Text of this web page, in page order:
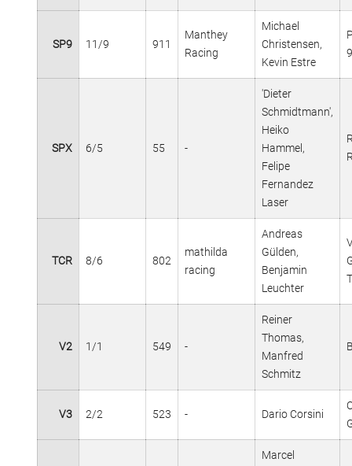
SP9 11/9 911
Manthey
Racing
Michael
Christensen,
Kevin Estre
SPX 6/5 55 -
'Dieter
Schmidtmann',
Heiko
Hammel,
Felipe
Fernandez
Laser
TCR 8/6 802
mathilda
racing
Andreas
Gülden,
Benjamin
Leuchter
V2 1/1 549 -
Reiner
Thomas,
Manfred
Schmitz
V3 2/2 523 - Dario Corsini
Marcel